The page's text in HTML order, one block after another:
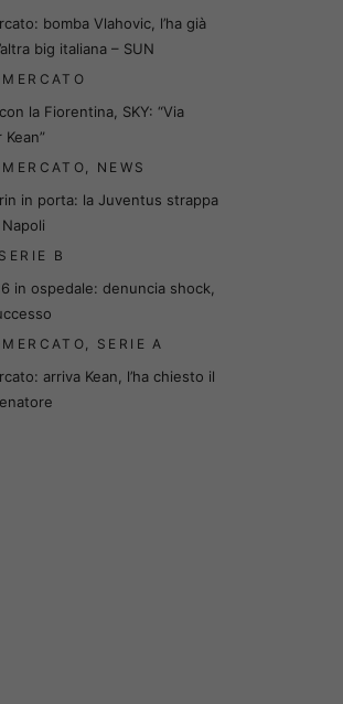
bomba Vlahovic, l’ha già
big italiana – SUN
la Fiorentina, SKY: “Via
, NEWS
in porta: la Juventus strappa
Napoli
SERIE B
in ospedale: denuncia shock,
, SERIE A
arriva Kean, l’ha chiesto il